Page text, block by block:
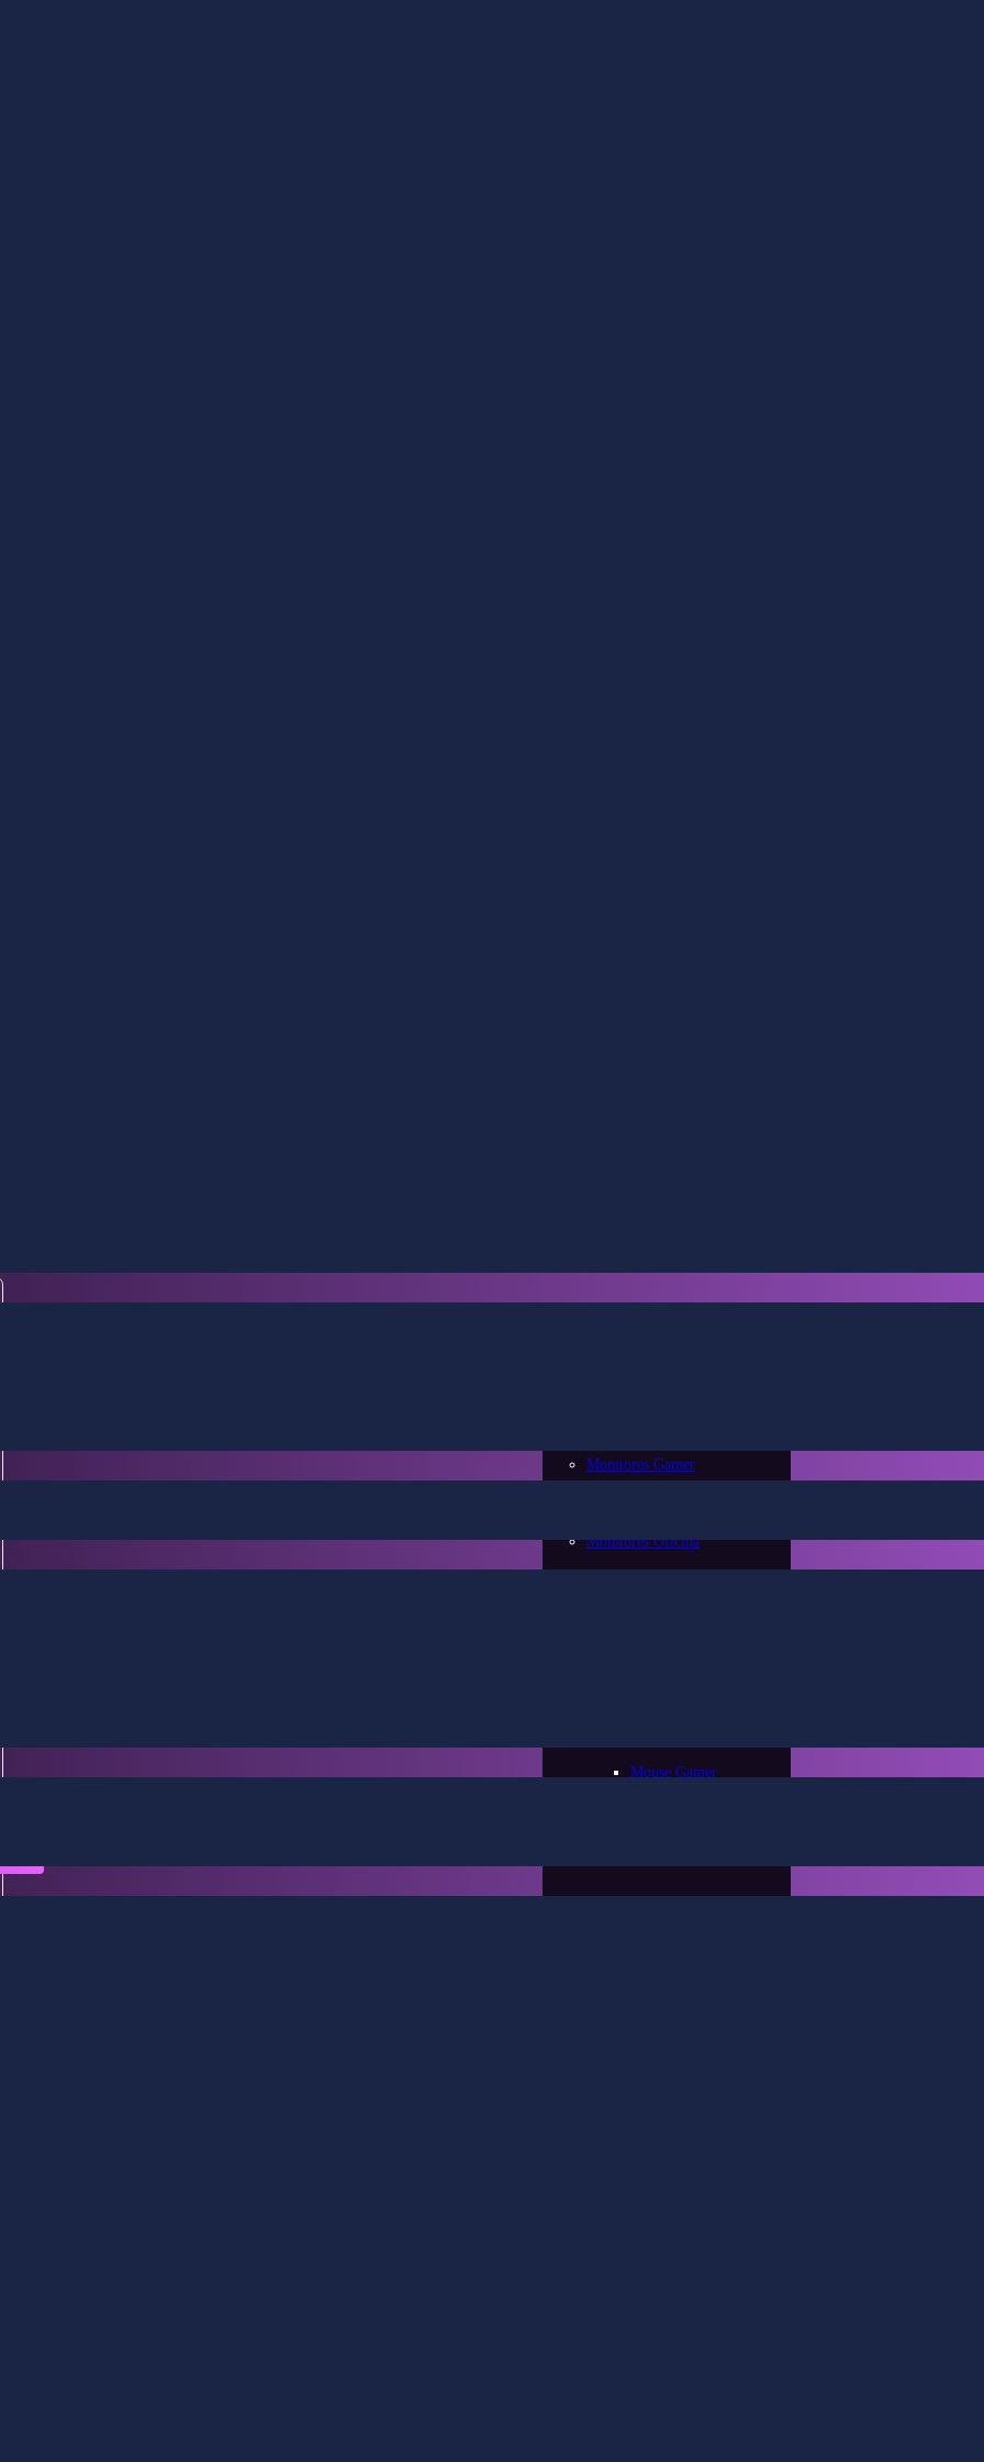
Monitores Gamer
Monitores Oficina
Mouse Gamer
continua, ideal para sistemas de alto rendimiento que requieren estabilidad y eficiencia. Con certificación 80 PLUS Gold y
con las últimas normas de hardware.
de calor.
interna.
para mayor seguridad del equipo.
su instalación en una amplia gama de gabinetes.
silencioso y duradero.